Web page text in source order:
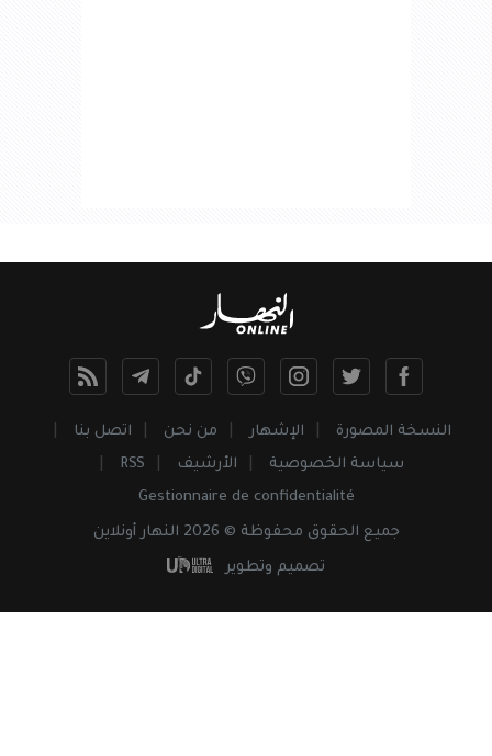
النسخة المصورة الإشهار من نحن
اتصل بنا
سياسة الخصوصية
الأرشيف
RSS
Gestionnaire de confidentialité
جميع الحقوق محفوظة © 2026 النهار أونلاين
تصميم وتطوير